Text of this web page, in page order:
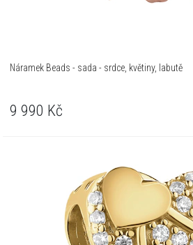
Náramek Beads - sada - srdce, květiny, labutě
9 990 Kč